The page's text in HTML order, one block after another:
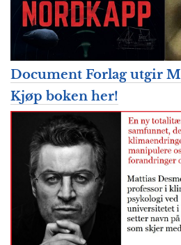
Document Forlag utgir
Kjøp boken her!